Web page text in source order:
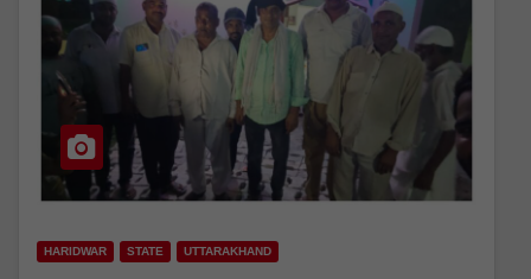
HARIDWAR STATE UTTARAKHAND